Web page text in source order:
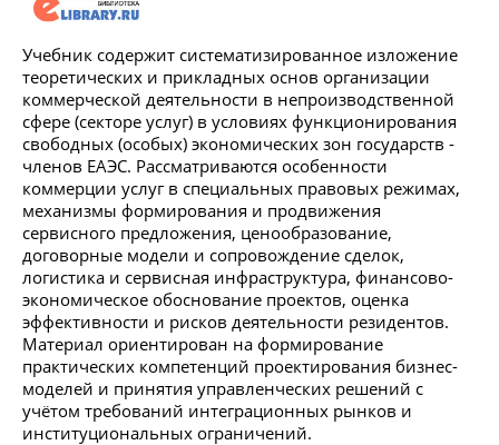
Учебник содержит систематизированное изложение
теоретических и прикладных основ организации
коммерческой деятельности в непроизводственной
сфере (секторе услуг) в условиях функционирования
свободных (особых) экономических зон государств -
членов ЕАЭС. Рассматриваются особенности
коммерции услуг в специальных правовых режимах,
механизмы формирования и продвижения
сервисного предложения, ценообразование,
договорные модели и сопровождение сделок,
логистика и сервисная инфраструктура, финансово-
экономическое обоснование проектов, оценка
эффективности и рисков деятельности резидентов.
Материал ориентирован на формирование
практических компетенций проектирования бизнес-
моделей и принятия управленческих решений с
учётом требований интеграционных рынков и
институциональных ограничений.